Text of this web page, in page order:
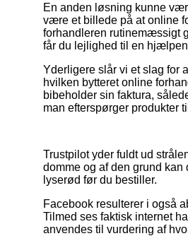
En anden løsning kunne
være et billede på at online
forhandleren rutinemæssigt
får du lejlighed til en
Yderligere slår vi et slag for
hvilken bytteret online
bibeholder sin faktura,
man efterspørger produkter
Trustpilot yder fuldt ud
domme og af den grund
lyserød før du bestiller.
Facebook resulterer i også
Tilmed ses faktisk internet
anvendes til vurdering af